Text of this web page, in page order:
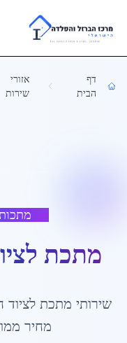
Skip to main content
דף
הבית
אזורי
שירות
מתכת
שירותי מתכת לציוד
מחיר